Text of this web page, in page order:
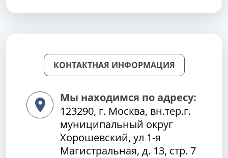
КОНТАКТНАЯ ИНФОРМАЦИЯ
Мы находимся по адресу:
123290, г. Москва, вн.тер.г.
муниципальный округ
Хорошевский, ул 1-я
Магистральная, д. 13, стр. 7